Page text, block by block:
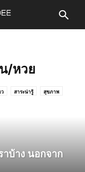
/หวย
ว สาระน่ารู้ สุขภาพ
าบ้าง นอกจาก